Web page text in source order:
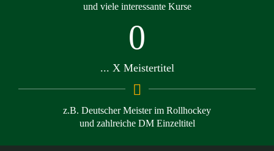
und viele interessante Kurse
0
... X Meistertitel
z.B. Deutscher Meister im Rollhockey
und zahlreiche DM Einzeltitel